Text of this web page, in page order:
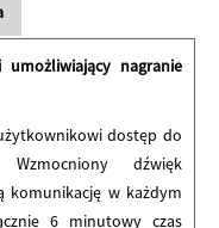
nagranie
dostęp do
dźwięk
komunikację w każdym
6 minutowy czas